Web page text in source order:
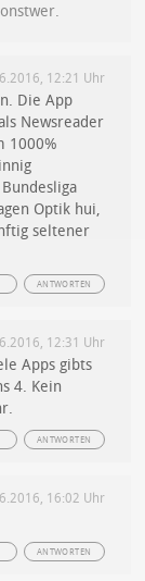
12:21 Uhr
Die App
Newsreader
1000%
Optik hui,
seltener
ANTWORTEN
12:31 Uhr
Apps gibts
4. Kein
ANTWORTEN
16:02 Uhr
ANTWORTEN